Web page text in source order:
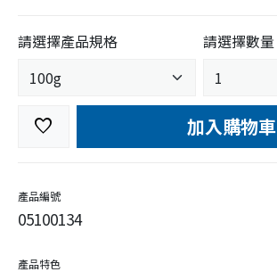
請選擇產品規格 請選擇數量
favorite 加入購物車
產品編號
05100134
產品特色